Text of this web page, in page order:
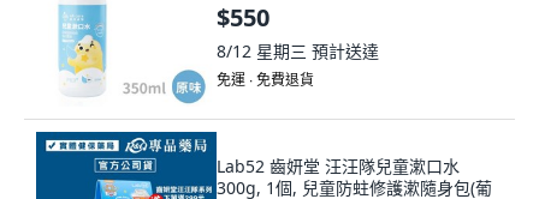
$550
8/12 星期三 預計送達
免運 ∙ 免費退貨
Lab52 齒妍堂 汪汪隊兒童漱口水
300g, 1個, 兒童防蛀修護漱隨身包(葡